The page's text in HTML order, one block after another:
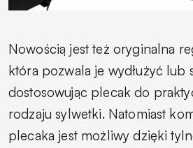
Nowością jest też oryginalna
która pozwala je wydłużyć lub
dostosowując plecak do
rodzaju sylwetki. Natomiast
plecaka jest możliwy dzięki